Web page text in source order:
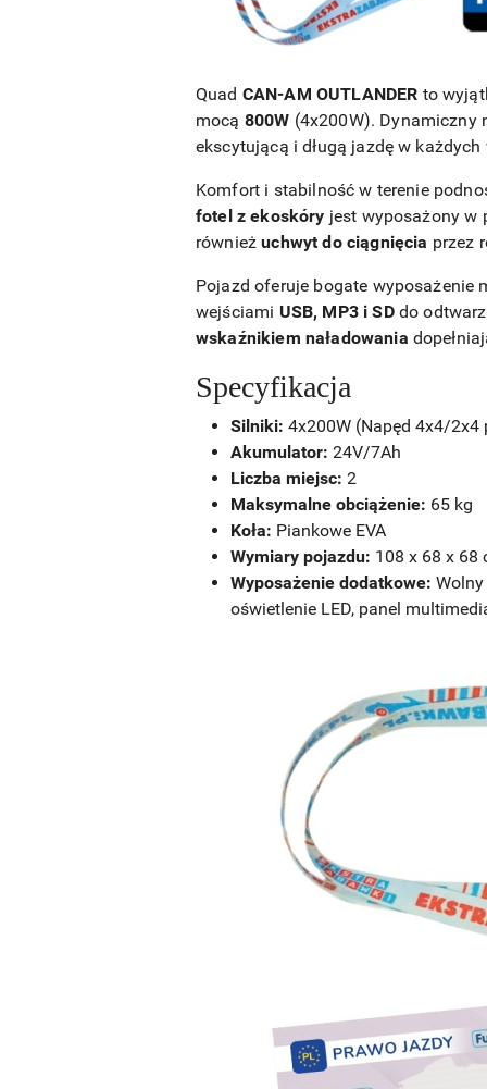
Quad CAN-AM OUTLANDER to
mocą 800W (4x200W). Dynamiczny
ekscytującą i długą jazdę w
Komfort i stabilność w terenie
fotel z ekoskóry jest wyposażony w
równieżuchwyt do ciągnięcia przez
Pojazd oferuje bogate wyposażenie
wejściami USB, MP3 i SDdo
wskaźnikiem naładowania
Specyfikacja
Silniki: 4x200W (Napęd 4x4/2x4
Akumulator: 24V/7Ah
Liczba miejsc: 2
Maksymalne obciążenie: 65 kg
Koła: Piankowe EVA
Wymiary pojazdu: 108 x 68 x 68
Wyposażenie dodatkowe:
oświetlenie LED, panel